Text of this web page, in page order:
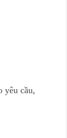
yêu cầu,